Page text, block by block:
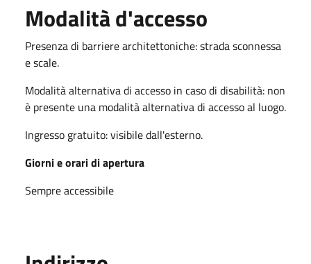
Modalità d'accesso
Presenza di barriere architettoniche: strada sconnessa
e scale.
Modalità alternativa di accesso in caso di disabilità: non
è presente una modalità alternativa di accesso al luogo.
Ingresso gratuito: visibile dall'esterno.
Giorni e orari di apertura
Sempre accessibile